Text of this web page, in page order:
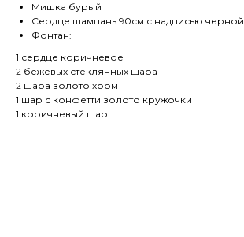
Мишка бурый
Сердце шампань 90см с надписью черной
Фонтан:
1 сердце коричневое
2 бежевых стеклянных шара
2 шара золото хром
1 шар с конфетти золото кружочки
1 коричневый шар